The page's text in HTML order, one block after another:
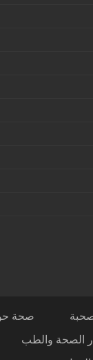
صحة
الصحة والطب